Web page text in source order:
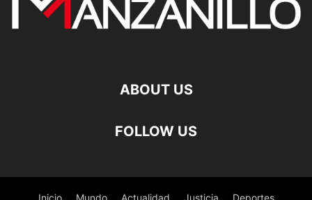
ABOUT US
FOLLOW US
Inicio Mundo Actualidad Justicia Deportes